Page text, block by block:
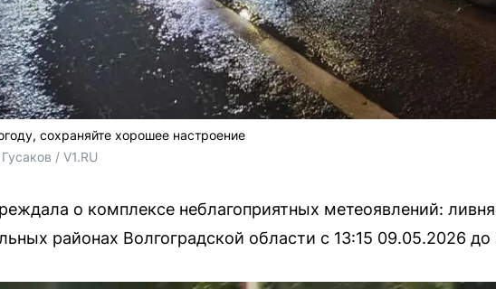
сохраняйте хорошее настроение
/ V1.RU
о комплексе неблагоприятных метеоявлений:
районах Волгоградской области с 13:15 09.05.2026 до